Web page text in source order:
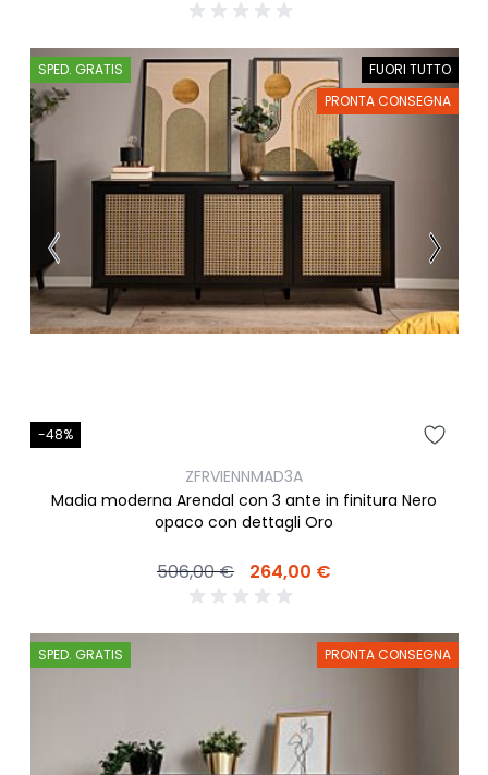
SPED. GRATIS
FUORI TUTTO
PRONTA CONSEGNA
-48%
ZFRVIENNMAD3A
Madia moderna Arendal con 3 ante in finitura Nero
opaco con dettagli Oro
506,00 € 264,00 €
SPED. GRATIS PRONTA CONSEGNA